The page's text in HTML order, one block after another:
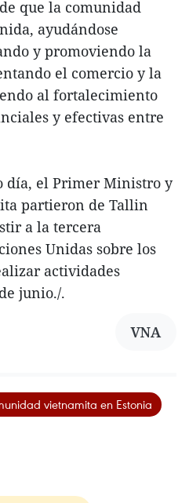
que la comunidad
ayudándose
y promoviendo la
el comercio y la
al fortalecimiento
y efectivas entre
día, el Primer Ministro y
partieron de Tallin
a la tercera
Unidas sobre los
actividades
junio./.
VNA
vietnamita en Estonia